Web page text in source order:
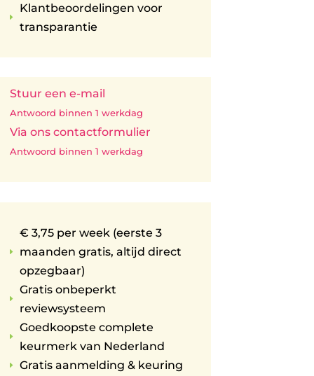
E
Klantbeoordelingen voor
transparantie
Stuur een e-mail
Antwoord binnen 1 werkdag
Via ons contactformulier
Antwoord binnen 1 werkdag
E
€ 3,75 per week (eerste 3
maanden gratis, altijd direct
opzegbaar)
E
Gratis onbeperkt
reviewsysteem
E
Goedkoopste complete
keurmerk van Nederland
E Gratis aanmelding & keuring